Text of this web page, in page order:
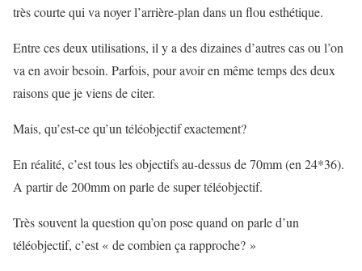
très courte qui va noyer l’arrière-plan dans un flou esthétique.
Entre ces deux utilisations, il y a des dizaines d’autres cas ou l’on
va en avoir besoin. Parfois, pour avoir en même temps des deux
raisons que je viens de citer.
Mais, qu’est-ce qu’un téléobjectif exactement?
En réalité, c’est tous les objectifs au-dessus de 70mm (en 24*36).
A partir de 200mm on parle de super téléobjectif.
Très souvent la question qu’on pose quand on parle d’un
téléobjectif, c’est « de combien ça rapproche? »